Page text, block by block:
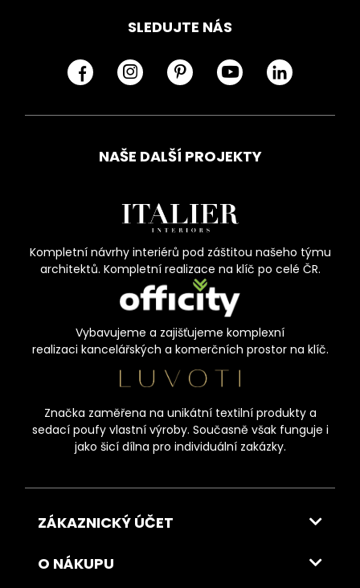
SLEDUJTE NÁS
NAŠE DALŠÍ PROJEKTY
Kompletní návrhy interiérů pod záštitou našeho týmu
architektů. Kompletní realizace na klíč po celé ČR.
Vybavujeme a zajišťujeme komplexní
realizaci kancelářských a komerčních prostor na klíč.
Značka zaměřena na unikátní textilní produkty a
sedací poufy vlastní výroby. Současně však funguje i
jako šicí dílna pro individuální zakázky.
ZÁKAZNICKÝ ÚČET
O NÁKUPU